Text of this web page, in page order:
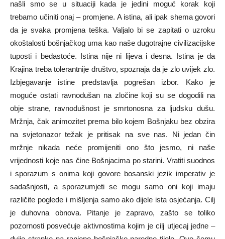
našli smo se u situaciji kada je jedini moguć korak koji
trebamo učiniti onaj – promjene. A istina, ali ipak shema govori
da je svaka promjena teška. Valjalo bi se zapitati o uzroku
okoštalosti bošnjačkog uma kao naše dugotrajne civilizacijske
tuposti i bedastoće. Istina nije ni lijeva i desna. Istina je da
Krajina treba tolerantnije društvo, spoznaja da je zlo uvijek zlo.
Izbjegavanje istine predstavlja pogrešan izbor. Kako je
moguće ostati ravnodušan na zločine koji su se dogodili na
obje strane, ravnodušnost je smrtonosna za ljudsku dušu.
Mržnja, čak animozitet prema bilo kojem Bošnjaku bez obzira
na svjetonazor težak je pritisak na sve nas. Ni jedan čin
mržnje nikada neće promijeniti ono što jesmo, ni naše
vrijednosti koje nas čine Bošnjacima po starini. Vratiti suodnos
i sporazum s onima koji govore bosanski jezik imperativ je
sadašnjosti, a sporazumjeti se mogu samo oni koji imaju
različite poglede i mišljenja samo ako dijele ista osjećanja. Cilj
je duhovna obnova. Pitanje je zapravo, zašto se toliko
pozornosti posvećuje aktivnostima kojim je cilj utjecaj jedne –